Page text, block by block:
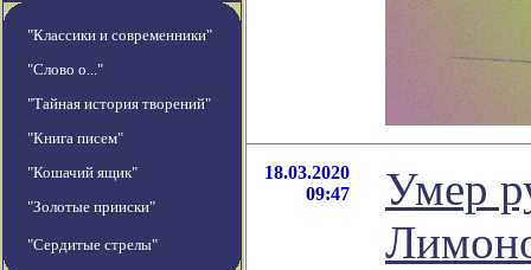
"Классики и современники"
"Слово о..."
"Тайная история творений"
"Книга писем"
"Кошачий ящик"
"Золотые прииски"
"Сердитые стрелы"
18.03.2020
09:47
Умер